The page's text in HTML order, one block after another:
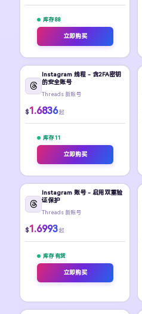
库存 88
立即购买
Instagram 线程 - 含2FA密钥
的安全账号
Threads 新账号
$1.6836 起
库存 11
立即购买
Instagram 账号 - 启用双重验
证保护
Threads 新账号
$1.6993 起
库存 有货
立即购买